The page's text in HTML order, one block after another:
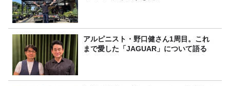
アルピニスト・野口健さん1周目。これ
まで愛した「JAGUAR」について語る